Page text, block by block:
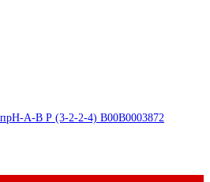
А-В Р (3-2-2-4) В00В0003872